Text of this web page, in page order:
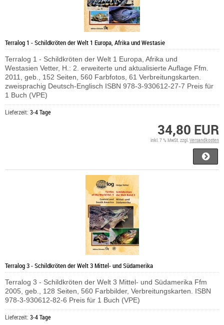
Terralog 1 - Schildkröten der Welt 1 Europa, Afrika und Westasie
Terralog 1 - Schildkröten der Welt 1 Europa, Afrika und
Westasien Vetter, H.: 2. erweiterte und aktualisierte Auflage Ffm.
2011, geb., 152 Seiten, 560 Farbfotos, 61 Verbreitungskarten.
zweisprachig Deutsch-Englisch ISBN 978-3-930612-27-7 Preis für
1 Buch (VPE)
Lieferzeit: 3-4 Tage
34,80 EUR
inkl. 7 % MwSt. zzgl.Versandkosten
Terralog 3 - Schildkröten der Welt 3 Mittel- und Südamerika
Terralog 3 - Schildkröten der Welt 3 Mittel- und Südamerika Ffm
2005, geb., 128 Seiten, 560 Farbbilder, Verbreitungskarten. ISBN
978-3-930612-82-6 Preis für 1 Buch (VPE)
Lieferzeit: 3-4 Tage